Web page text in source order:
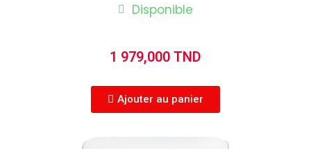
Disponible
1 979,000 TND
Ajouter au panier